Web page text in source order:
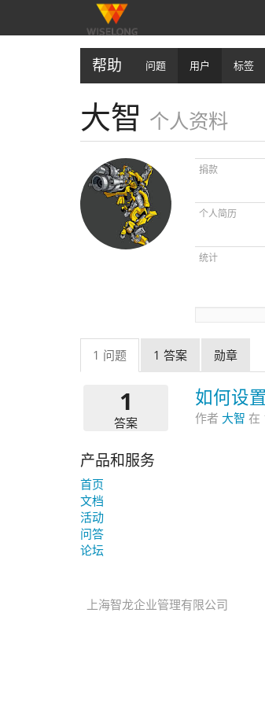
帮助 问题 用户 标签
大智 个人资料
捐款
个人简历
统计
1 问题 1 答案 勋章
1
答案
如何设
作者 大智 在
产品和服务
首页
文档
活动
问答
论坛
上海智龙企业管理有限公司